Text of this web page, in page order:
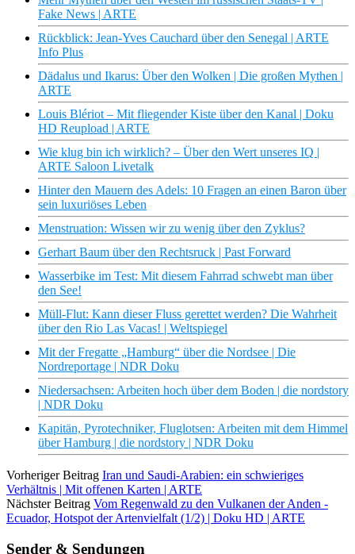
Fake News | ARTE
Rückblick: Jean-Yves Cauchard über den Senegal | ARTE
Info Plus
Dädalus und Ikarus: Über den Wolken | Die großen Mythen |
ARTE
Louis Blériot – Mit fliegender Kiste über den Kanal | Doku
HD Reupload | ARTE
Wie klug bin ich wirklich? – Über den Wert unseres IQ |
ARTE Saloon Livetalk
Hinter den Mauern des Adels: 10 Fragen an einen Baron über
sein luxuriöses Leben
Menstruation: Wissen wir zu wenig über den Zyklus?
Gerhart Baum über den Rechtsruck | Past Forward
Wasserbike im Test: Mit diesem Fahrrad schwebt man über
den See!
Müll-Flut: Kann dieser Fluss gerettet werden? Die Wahrheit
über den Rio Las Vacas! | Weltspiegel
Mit der Fregatte „Hamburg“ über die Nordsee | Die
Nordreportage | NDR Doku
Niedersachsen: Arbeiten hoch über dem Boden | die nordstory
| NDR Doku
Kapitän, Pyrotechniker, Fluglotsen: Arbeiten mit dem Himmel
über Hamburg | die nordstory | NDR Doku
Vorheriger Beitrag Iran und Saudi-Arabien: ein schwieriges
Verhältnis | Mit offenen Karten | ARTE
Nächster Beitrag Vom Regenwald zu den Vulkanen der Anden -
Ecuador, Hotspot der Artenvielfalt (1/2) | Doku HD | ARTE
Sender & Sendungen